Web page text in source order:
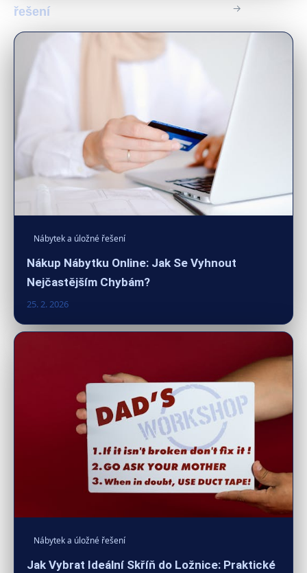
řešení
→
Nábytek a úložné řešení
Nákup Nábytku Online: Jak Se Vyhnout
Nejčastějším Chybám?
25. 2. 2026
Nábytek a úložné řešení
Jak Vybrat Ideální Skříň do Ložnice: Praktické